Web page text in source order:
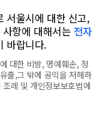
서울시에 대한 신고,
항에 대해서는 전자
바랍니다.
대한 비방, 명예훼손, 정
출,그 밖에 공익을 저해하
례 및 개인정보보호법에